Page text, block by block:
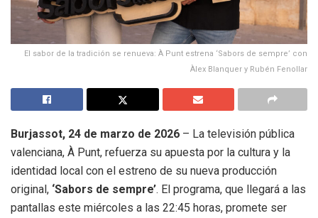
El sabor de la tradición se renueva: À Punt estrena ‘Sabors de sempre’ con
Àlex Blanquer y Rubén Fenollar
Burjassot, 24 de marzo de 2026 – La televisión pública
valenciana, À Punt, refuerza su apuesta por la cultura y la
identidad local con el estreno de su nueva producción
original, ‘Sabors de sempre’. El programa, que llegará a las
pantallas este miércoles a las 22:45 horas, promete ser